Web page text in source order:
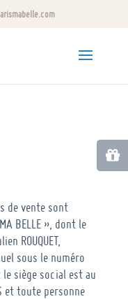
de vente sont
BELLE », dont le
ROUQUET,
sous le numéro
le siège social est au
et toute personne